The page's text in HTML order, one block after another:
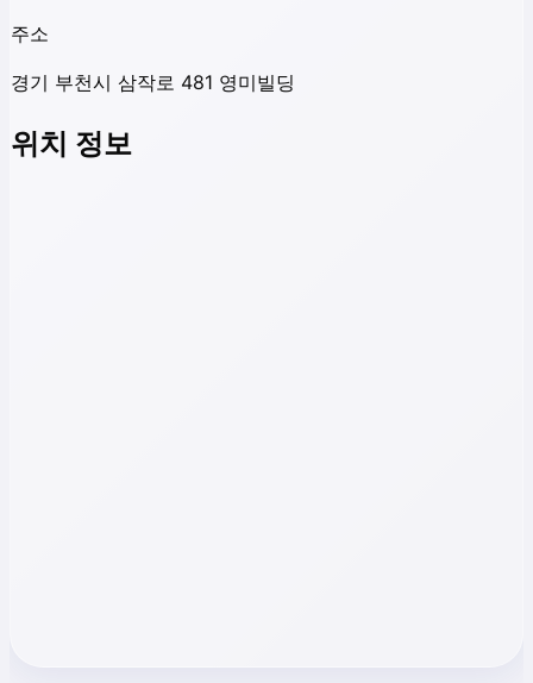
주소
경기 부천시 삼작로 481 영미빌딩
위치 정보